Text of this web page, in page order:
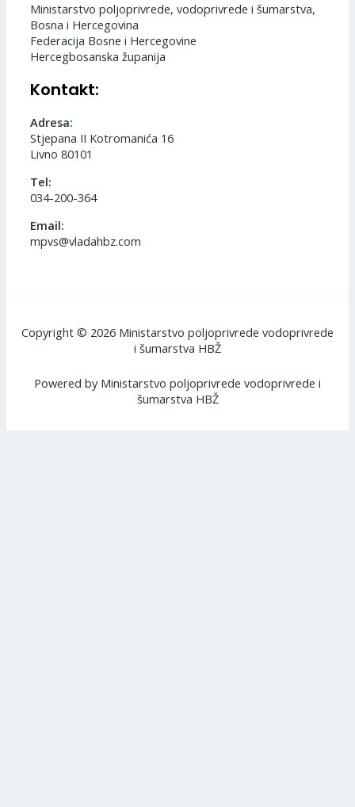
Ministarstvo poljoprivrede, vodoprivrede i šumarstva,
Bosna i Hercegovina
Federacija Bosne i Hercegovine
Hercegbosanska županija
Kontakt:
Adresa:
Stjepana II Kotromanića 16
Livno 80101
Tel:
034-200-364
Email:
mpvs@vladahbz.com
Copyright © 2026 Ministarstvo poljoprivrede vodoprivrede
i šumarstva HBŽ
Powered by Ministarstvo poljoprivrede vodoprivrede i
šumarstva HBŽ